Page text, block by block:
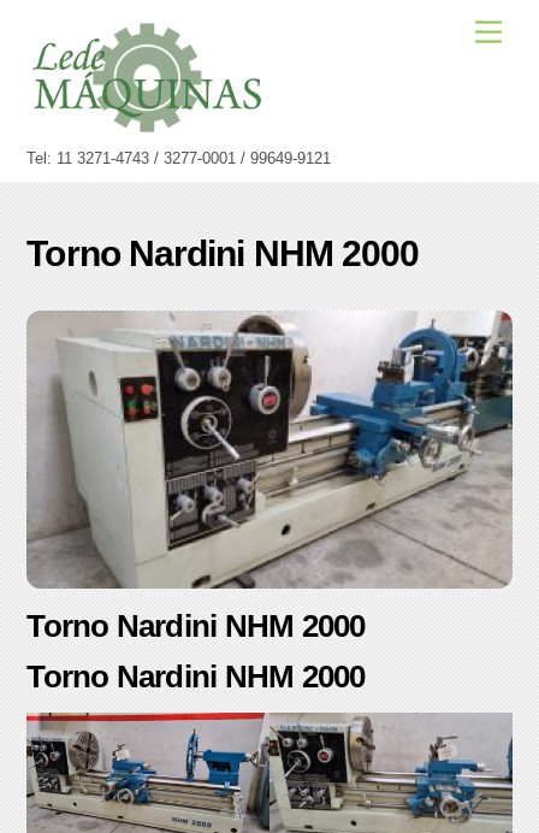
content
Tel: 11 3271-4743 / 3277-0001 / 99649-9121
Torno Nardini NHM 2000
Torno Nardini NHM 2000
Torno Nardini NHM 2000